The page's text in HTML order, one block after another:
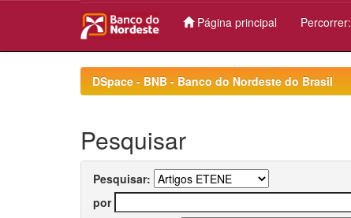
Página principal Percorrer:
DSpace - BNB - Banco do Nordeste do Brasil
Pesquisar
Pesquisar:
por